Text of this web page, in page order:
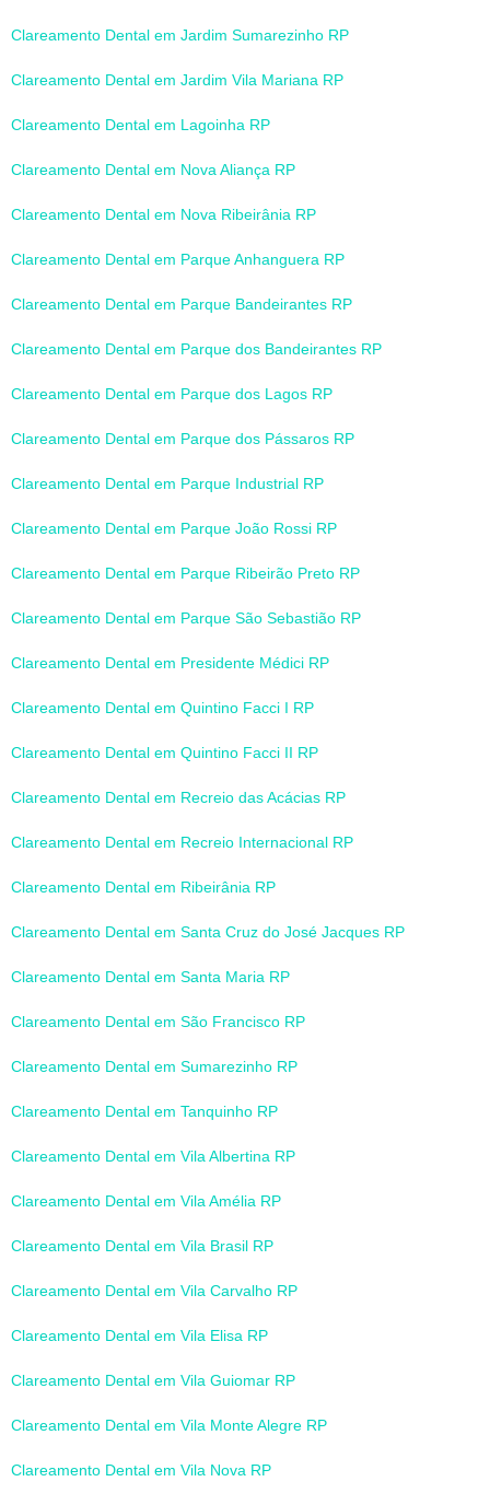
Clareamento Dental em Jardim Sumarezinho RP
Clareamento Dental em Jardim Vila Mariana RP
Clareamento Dental em Lagoinha RP
Clareamento Dental em Nova Aliança RP
Clareamento Dental em Nova Ribeirânia RP
Clareamento Dental em Parque Anhanguera RP
Clareamento Dental em Parque Bandeirantes RP
Clareamento Dental em Parque dos Bandeirantes RP
Clareamento Dental em Parque dos Lagos RP
Clareamento Dental em Parque dos Pássaros RP
Clareamento Dental em Parque Industrial RP
Clareamento Dental em Parque João Rossi RP
Clareamento Dental em Parque Ribeirão Preto RP
Clareamento Dental em Parque São Sebastião RP
Clareamento Dental em Presidente Médici RP
Clareamento Dental em Quintino Facci I RP
Clareamento Dental em Quintino Facci II RP
Clareamento Dental em Recreio das Acácias RP
Clareamento Dental em Recreio Internacional RP
Clareamento Dental em Ribeirânia RP
Clareamento Dental em Santa Cruz do José Jacques RP
Clareamento Dental em Santa Maria RP
Clareamento Dental em São Francisco RP
Clareamento Dental em Sumarezinho RP
Clareamento Dental em Tanquinho RP
Clareamento Dental em Vila Albertina RP
Clareamento Dental em Vila Amélia RP
Clareamento Dental em Vila Brasil RP
Clareamento Dental em Vila Carvalho RP
Clareamento Dental em Vila Elisa RP
Clareamento Dental em Vila Guiomar RP
Clareamento Dental em Vila Monte Alegre RP
Clareamento Dental em Vila Nova RP